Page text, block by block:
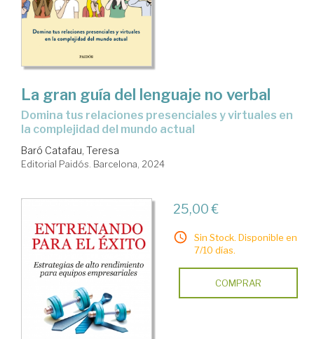
La gran guía del lenguaje no verbal
domina tus relaciones presenciales y virtuales en
la complejidad del mundo actual
Baró Catafau, Teresa
Editorial Paidós. Barcelona, 2024
25,00 €
Sin Stock. Disponible en
7/10 días.
COMPRAR